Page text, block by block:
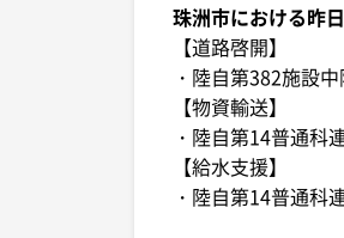
珠洲市における昨
【道路啓開】
・陸自第382施設
【物資輸送】
・陸自第14普通科
【給水支援】
・陸自第14普通科